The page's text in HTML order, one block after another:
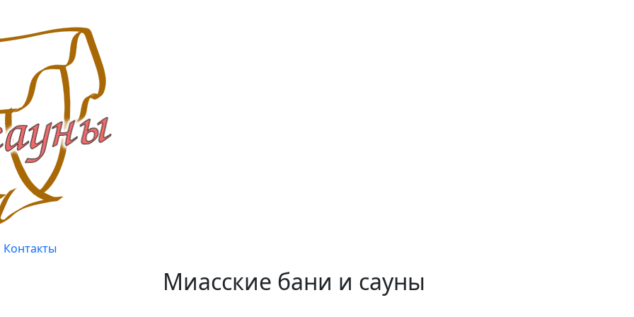
Контакты
Миасские бани и сауны